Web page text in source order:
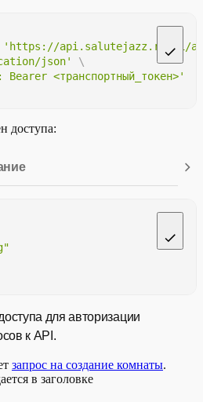
'https://api.salutejazz.ru/v1/
json'
\
<транспортный_токен>'
доступа:
для авторизации
к API.
запрос на создание комнаты.
в заголовке